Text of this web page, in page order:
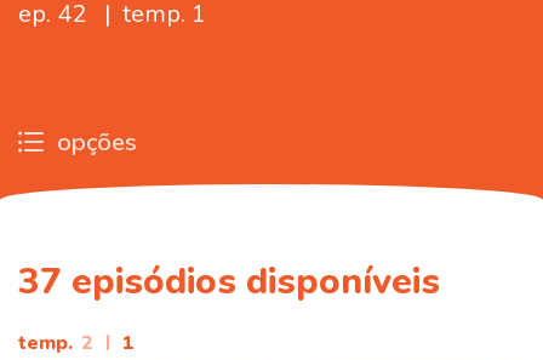
ep. 42 | temp. 1
opções
37 episódios disponíveis
temp. 2 | 1